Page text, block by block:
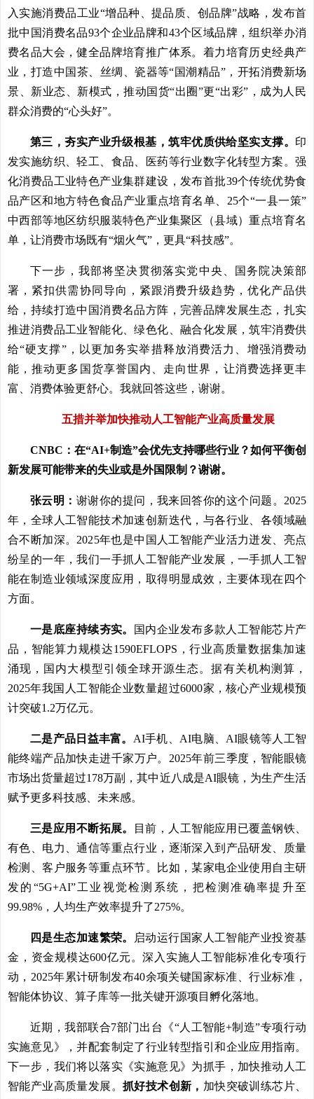
入实施消费品工业“增品种、提品质、创品牌”战略，发布首
批中国消费名品93个企业品牌和43个区域品牌，组织举办消
费名品大会，健全品牌培育推广体系。着力培育历史经典产
业，打造中国茶、丝绸、瓷器等“国潮精品”，开拓消费新场
景、新业态、新模式，推动国货“出圈”更“出彩”，成为人民
群众消费的“心头好”。
第三，夯实产业升级根基，筑牢优质供给坚实支撑。 印
发实施纺织、轻工、食品、医药等行业数字化转型方案。强
化消费品工业特色产业集群建设，发布首批39个传统优势食
品产区和地方特色食品产业重点培育名单、25个“一县一策”
中西部等地区纺织服装特色产业集聚区（县域）重点培育名
单，让消费市场既有“烟火气”，更具“科技感”。
下一步，我部将坚决贯彻落实党中央、国务院决策部
署，紧扣供需协同导向，紧跟消费升级趋势，优化产品供
给，持续打造中国消费名品方阵，完善品牌发展生态，扎实
推进消费品工业智能化、绿色化、融合化发展，筑牢消费供
给“硬支撑”，以更加务实举措释放消费活力、增强消费动
能，推动更多国货享誉国内、走向世界，让消费选择更丰
富、消费体验更舒心。我就回答这些，谢谢。
五措并举加快推动人工智能产业高质量发展
CNBC：在“AI+制造”会优先支持哪些行业？如何平衡创
新发展可能带来的失业或是外国限制？谢谢。
张云明： 谢谢你的提问，我来回答你的这个问题。2025
年，全球人工智能技术加速创新迭代，与各行业、各领域融
合不断加深。2025年也是中国人工智能产业活力迸发、亮点
纷呈的一年，我们一手抓人工智能产业发展，一手抓人工智
能在制造业领域深度应用，取得明显成效，主要体现在四个
方面。
一是底座持续夯实。
国内企业发布多款人工智能芯片产
品，智能算力规模达1590EFLOPS，行业高质量数据集加速
涌现，国内大模型引领全球开源生态。据有关机构测算，
2025年我国人工智能企业数量超过6000家，核心产业规模预
计突破1.2万亿元。
二是产品日益丰富。 AI手机、AI电脑、AI眼镜等人工智
能终端产品加快走进千家万户。2025年前三季度，智能眼镜
市场出货量超过178万副，其中近八成是AI眼镜，为生产生活
赋予更多科技感、未来感。
三是应用不断拓展。
目前，人工智能应用已覆盖钢铁、
有色、电力、通信等重点行业，逐渐深入到产品研发、质量
检测、客户服务等重点环节。比如，某家电企业使用自主研
发的“5G+AI”工业视觉检测系统，把检测准确率提升至
99.98%，人均生产效率提升了275%。
四是生态加速繁荣。
启动运行国家人工智能产业投资基
金，资金规模达600亿元。深入实施人工智能标准化专项行
动，2025年累计研制发布40余项关键国家标准、行业标准，
智能体协议、算子库等一批关键开源项目孵化落地。
近期，我部联合7部门出台《“人工智能+制造”专项行动
实施意见》，并配套制定了行业转型指引和企业应用指南。
下一步，我们将以落实《实施意见》为抓手，加快推动人工
智能产业高质量发展。 抓好技术创新， 加快突破训练芯片、